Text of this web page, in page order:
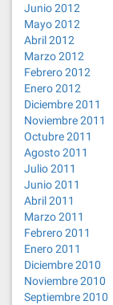
Junio 2012
Mayo 2012
Abril 2012
Marzo 2012
Febrero 2012
Enero 2012
Diciembre 2011
Noviembre 2011
Octubre 2011
Agosto 2011
Julio 2011
Junio 2011
Abril 2011
Marzo 2011
Febrero 2011
Enero 2011
Diciembre 2010
Noviembre 2010
Septiembre 2010